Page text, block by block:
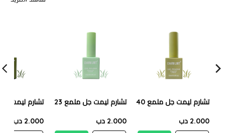
تشارم ليمت جل ملمع 40
2.000 دب
تشارم ليمت جل ملمع 23
2.000 دب
تشارم ليمت جل
2.000 دب